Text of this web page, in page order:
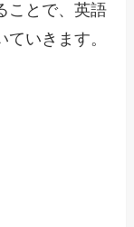
ことで、英語
いきます。